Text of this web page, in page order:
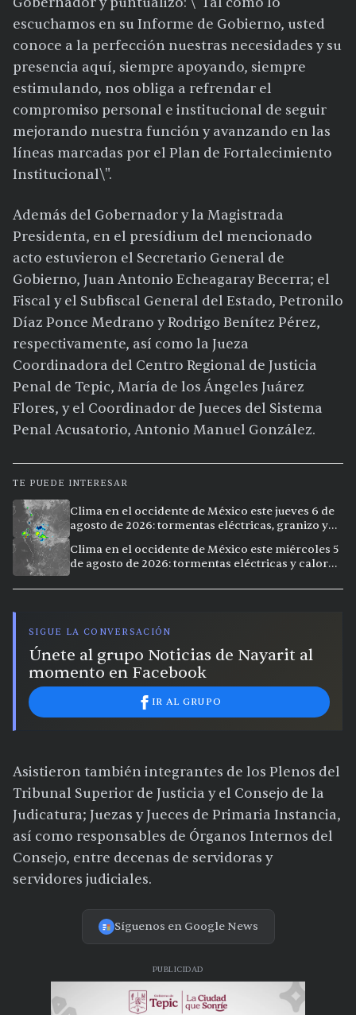
escuchamos en su Informe de Gobierno, usted
conoce a la perfección nuestras necesidades y su
presencia aquí, siempre apoyando, siempre
estimulando, nos obliga a refrendar el
compromiso personal e institucional de seguir
mejorando nuestra función y avanzando en las
líneas marcadas por el Plan de Fortalecimiento
Institucional\".
Además del Gobernador y la Magistrada
Presidenta, en el presídium del mencionado
acto estuvieron el Secretario General de
Gobierno, Juan Antonio Echeagaray Becerra; el
Fiscal y el Subfiscal General del Estado, Petronilo
Díaz Ponce Medrano y Rodrigo Benítez Pérez,
respectivamente, así como la Jueza
Coordinadora del Centro Regional de Justicia
Penal de Tepic, María de los Ángeles Juárez
Flores, y el Coordinador de Jueces del Sistema
Penal Acusatorio, Antonio Manuel González.
TE PUEDE INTERESAR
Clima en el occidente de México este jueves 6 de
agosto de 2026: tormentas eléctricas, granizo y
Clima en el occidente de México este miércoles 5
de agosto de 2026: tormentas eléctricas y calor
SIGUE LA CONVERSACIÓN
Únete al grupo Noticias de Nayarit al
momento en Facebook
IR AL GRUPO
Asistieron también integrantes de los Plenos del
Tribunal Superior de Justicia y el Consejo de la
Judicatura; Juezas y Jueces de Primaria Instancia,
así como responsables de Órganos Internos del
Consejo, entre decenas de servidoras y
servidores judiciales.
Síguenos en Google News
PUBLICIDAD